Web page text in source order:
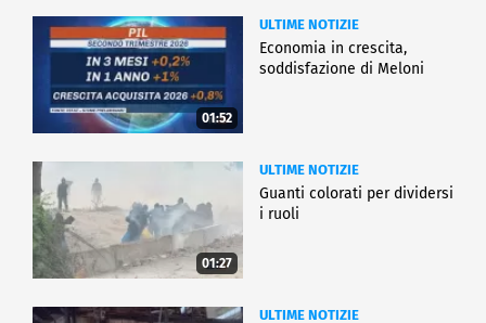
01:52
ULTIME NOTIZIE
Economia in crescita,
soddisfazione di Meloni
01:27
ULTIME NOTIZIE
Guanti colorati per dividersi
i ruoli
ULTIME NOTIZIE